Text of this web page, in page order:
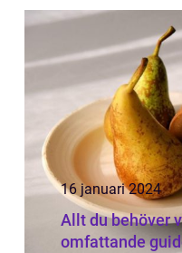
samtidigt göra ett
16 januari 2024
Allt du behöver
omfattande